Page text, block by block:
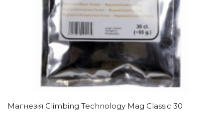
Магнезія Climbing Technology Mag Classic 30